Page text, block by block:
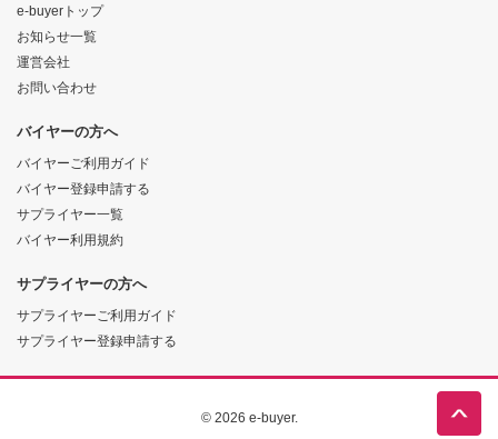
e-buyerトップ
お知らせ一覧
運営会社
お問い合わせ
バイヤーの方へ
バイヤーご利用ガイド
バイヤー登録申請する
サプライヤー一覧
バイヤー利用規約
サプライヤーの方へ
サプライヤーご利用ガイド
サプライヤー登録申請する
© 2026 e-buyer.